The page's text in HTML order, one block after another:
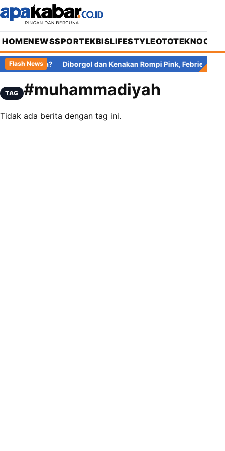
HOMENEWSSPORTEKBISLIFESTYLEOTOTEKNO
Flash News
di Mana? Diborgol dan Kenakan Rompi Pink, Febrie
TAG #muhammadiyah
Tidak ada berita dengan tag ini.